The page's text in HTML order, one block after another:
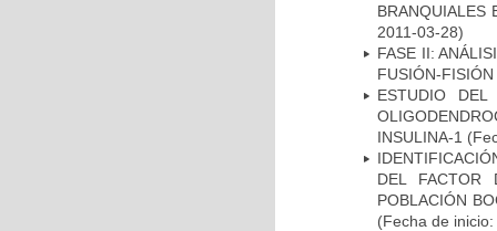
BRANQUIALES
2011-03-28)
FASE II:
FUSIÓN-
ESTUDIO
INSULINA-1
DEL FACTOR
POBLACIÓN
(Fecha de